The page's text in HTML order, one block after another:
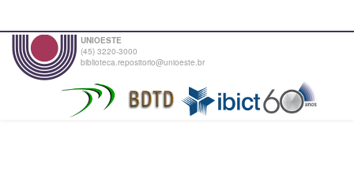
UNIOESTE
(45) 3220-3000
biblioteca.repositorio@unioeste.br